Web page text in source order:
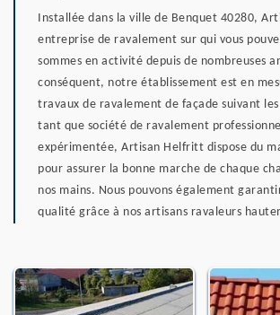
Installée dans la ville de Benquet 40280,
entreprise de ravalement sur qui vous
sommes en activité depuis de nombreuses
conséquent, notre établissement est en
travaux de ravalement de façade suivant
tant que société de ravalement
expérimentée, Artisan Helfritt dispose du
pour assurer la bonne marche de chaque
nos mains. Nous pouvons également
qualité grâce à nos artisans ravaleurs